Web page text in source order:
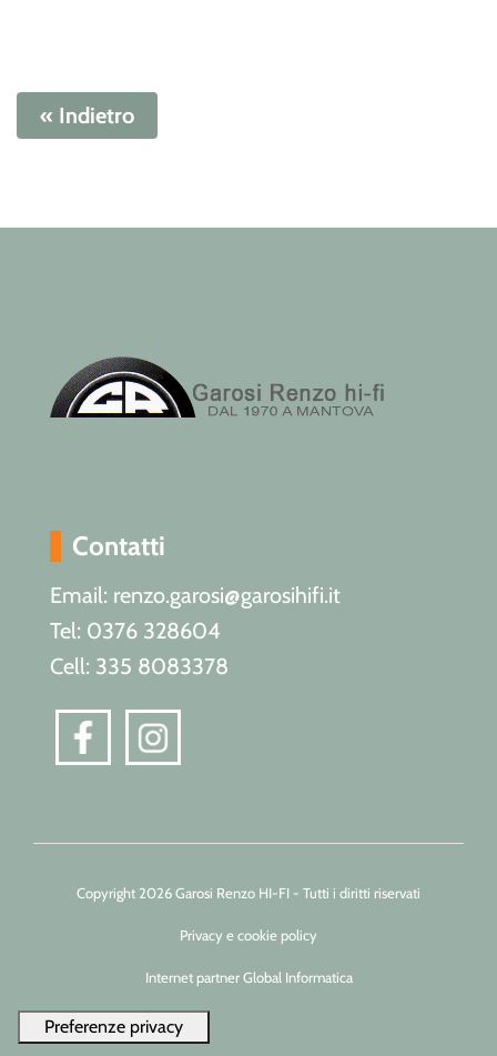
« Indietro
Contatti
Email: renzo.garosi@garosihifi.it
Tel: 0376 328604
Cell: 335 8083378
Copyright 2026 Garosi Renzo HI-FI - Tutti i diritti riservati
Privacy e cookie policy
Internet partner Global Informatica